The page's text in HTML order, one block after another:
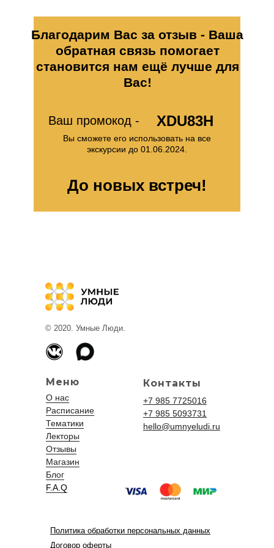
Благодарим Вас за отзыв - Ваша
обратная связь помогает
становится нам ещё лучше для
Вас!
Вы сможете его использовать на все
экскурсии до 01.06.2024.
До новых встреч!
Ваш промокод - XDU83H
© 2020. Умные Люди.
Меню
О нас
Расписание
Тематики
Лекторы
Отзывы
Магазин
Блог
F.A.Q
Контакты
+7 985 7725016
+7 985 5093731
hello@umnyeludi.ru
Политика обработки персональных данных
Договор оферты